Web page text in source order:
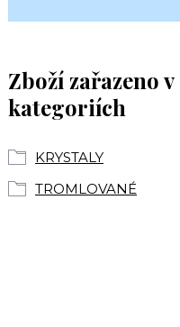
Zboží zařazeno v
kategoriích
KRYSTALY
TROMLOVANÉ